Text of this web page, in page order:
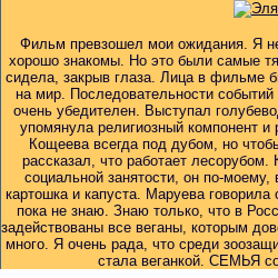
Фильм превзошел мои ожидания. Я
хорошо знакомы. Но это были самые
сидела, закрыв глаза. Лица в фильме
на мир. Последовательности
очень убедителен. Выступал
упомянула религиозный компонент
Кощеева всегда под дубом, но
рассказал, что работает лесорубом.
социальной занятости, он по-
картошка и капуста. Маруева
пока не знаю. Знаю только, что в
задействованы все веганы, которым
много. Я очень рада, что среди
стала веганкой. СЕМЬЯ